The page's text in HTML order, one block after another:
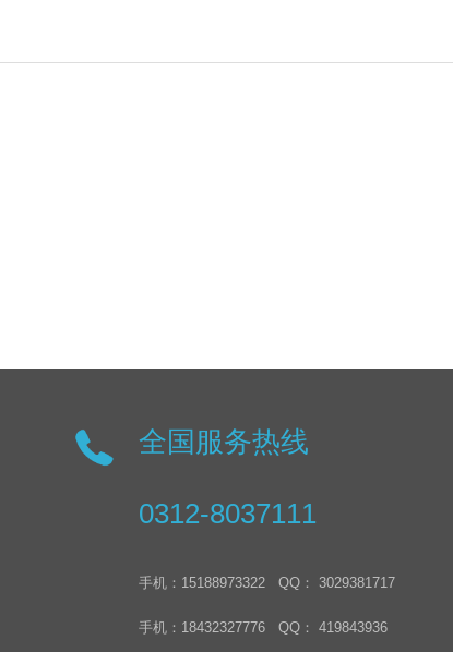
全国服务热线
0312-8037111
手机：15188973322 QQ： 3029381717
手机：18432327776 QQ： 419843936